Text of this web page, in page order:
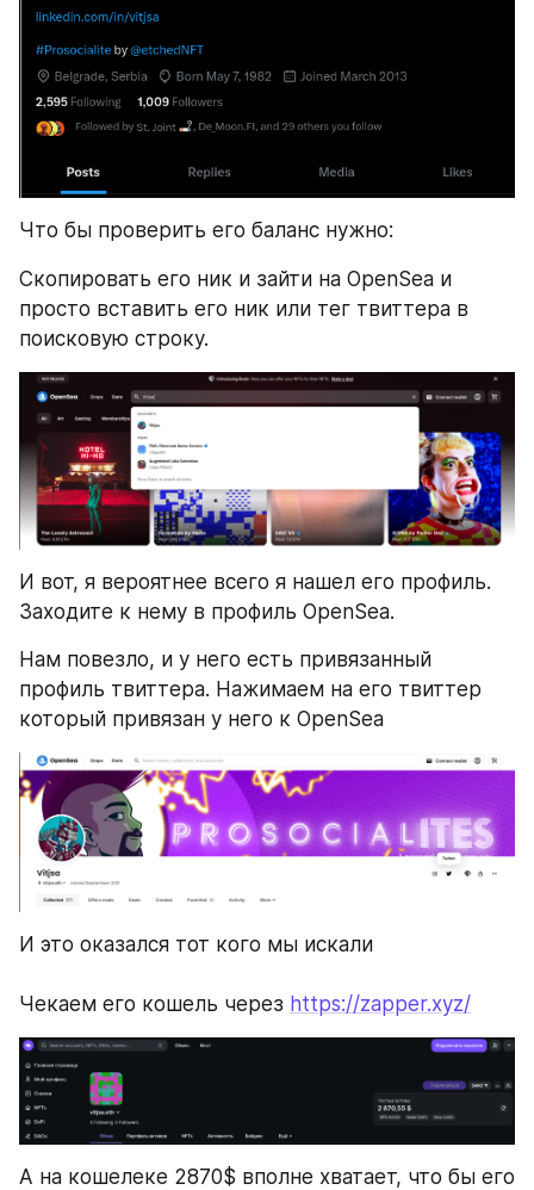
Что бы проверить его баланс нужно:
Скопировать его ник и зайти на OpenSea и
просто вставить его ник или тег твиттера в
поисковую строку.
И вот, я вероятнее всего я нашел его профиль.
Заходите к нему в профиль OpenSea.
Нам повезло, и у него есть привязанный
профиль твиттера. Нажимаем на его твиттер
который привязан у него к OpenSea
И это оказался тот кого мы искали
Чекаем его кошель через https://zapper.xyz/
А на кошелеке 2870$ вполне хватает, что бы его